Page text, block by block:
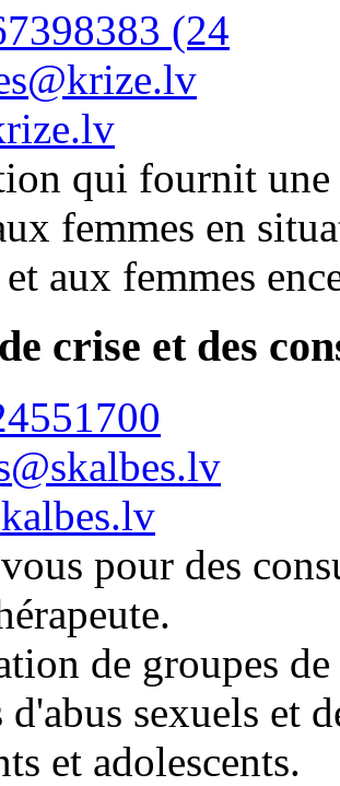
(24
qui fournit une
femmes en
aux femmes
crise et des
pour des
de groupes
sexuels et
et adolescents.